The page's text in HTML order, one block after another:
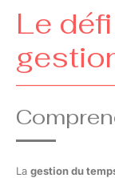
Le
La gestion du